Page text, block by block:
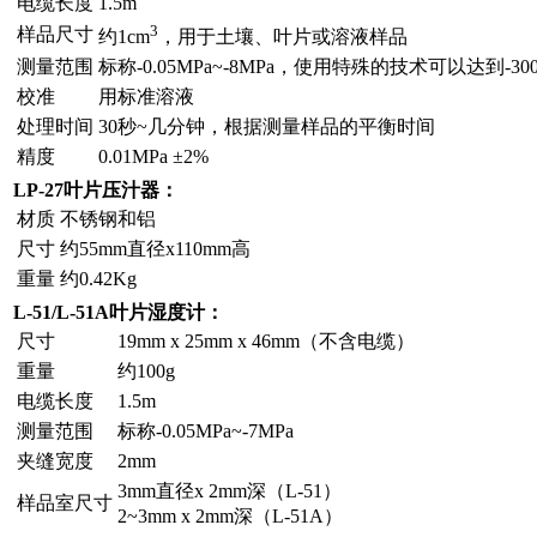
样品尺寸 约1cm3 ，用于土壤、叶片或溶液样品
测量范围 标称-0.05MPa~-8MPa，使用特殊的技术可以达到-
校准
用标准溶液
处理时间 30秒~几分钟，根据测量样品的平衡时间
精度
0.01MPa ±2%
LP-27叶片压汁器：
材质 不锈钢和铝
尺寸 约55mm直径x110mm高
重量 约0.42Kg
L-51/L-51A叶片湿度计：
尺寸
19mm x 25mm x 46mm（不含电缆）
重量
约100g
电缆长度
1.5m
测量范围
标称-0.05MPa~-7MPa
夹缝宽度
2mm
样品室尺寸
3mm直径x 2mm深（L-51）
2~3mm x 2mm深（L-51A）